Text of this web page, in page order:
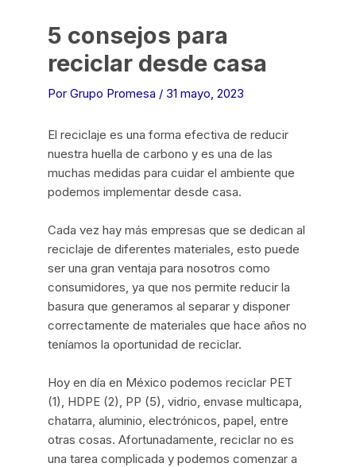
5 consejos para
reciclar desde casa
Por Grupo Promesa / 31 mayo, 2023
El reciclaje es una forma efectiva de reducir
nuestra huella de carbono y es una de las
muchas medidas para cuidar el ambiente que
podemos implementar desde casa.
Cada vez hay más empresas que se dedican al
reciclaje de diferentes materiales, esto puede
ser una gran ventaja para nosotros como
consumidores, ya que nos permite reducir la
basura que generamos al separar y disponer
correctamente de materiales que hace años no
teníamos la oportunidad de reciclar.
Hoy en día en México podemos reciclar PET
(1), HDPE (2), PP (5), vidrio, envase multicapa,
chatarra, aluminio, electrónicos, papel, entre
otras cosas. Afortunadamente, reciclar no es
una tarea complicada y podemos comenzar a